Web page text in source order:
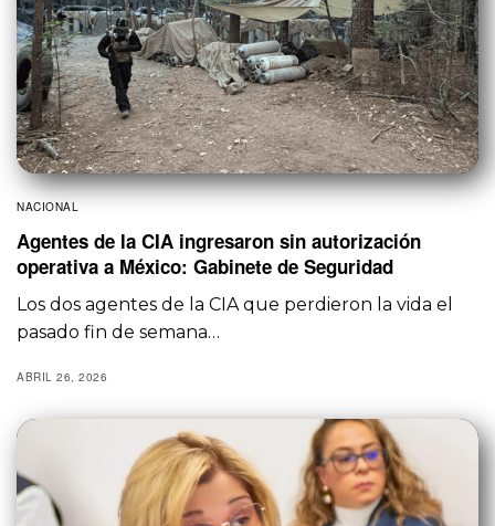
NACIONAL
Agentes de la CIA ingresaron sin autorización
operativa a México: Gabinete de Seguridad
Los dos agentes de la CIA que perdieron la vida el
pasado fin de semana…
ABRIL 26, 2026